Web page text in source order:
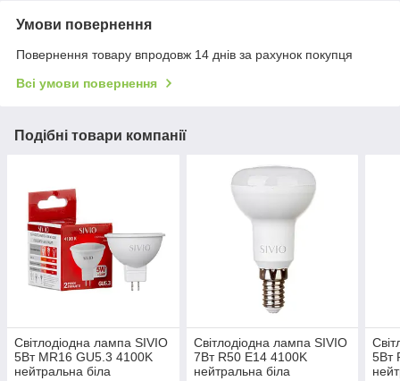
Умови повернення
Повернення товару впродовж 14 днів за рахунок покупця
Всі умови повернення
Подібні товари компанії
Світлодіодна лампа SIVIO
5Вт MR16 GU5.3 4100K
нейтральна біла
Світлодіодна лампа SIVIO
7Вт R50 E14 4100K
нейтральна біла
5Вт